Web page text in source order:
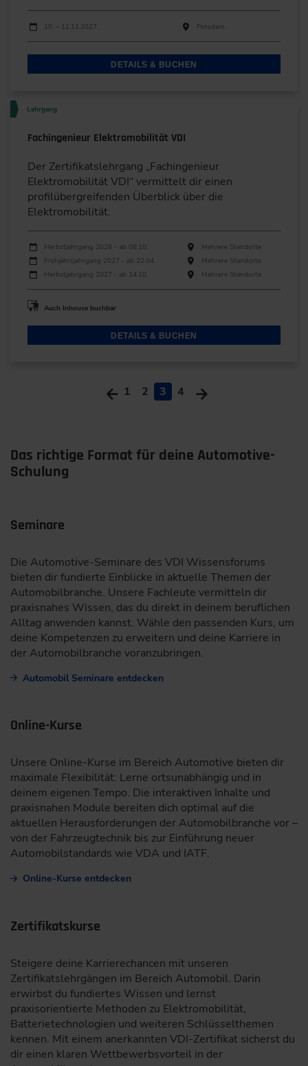
Durchführungen
Veranstaltungsdatum
10. – 11.11.2027 Potsdam
DETAILS & BUCHEN
Lehrgang
Fachingenieur Elektromobilität VDI
Der Zertifikatslehrgang „Fachingenieur
Elektromobilität VDI“ vermittelt dir einen
profilübergreifenden Überblick über die
Elektromobilität.
Durchführungen
Veranstaltungsdatum Veranstaltungsort
Herbstjahrgang 2026 - ab 08.10.
Mehrere Standorte
Frühjahrsjahrgang 2027 - ab 22.04.
Mehrere Standorte
Herbstjahrgang 2027 - ab 14.10.
Mehrere Standorte
Auch Inhouse buchbar
DETAILS & BUCHEN
1 2 3 4
Das richtige Format für deine Automotive-
Schulung
Seminare
Die Automotive-Seminare des VDI Wissensforums
bieten dir fundierte Einblicke in aktuelle Themen der
Automobilbranche. Unsere Fachleute vermitteln dir
praxisnahes Wissen, das du direkt in deinem beruflichen
Alltag anwenden kannst. Wähle den passenden Kurs, um
deine Kompetenzen zu erweitern und deine Karriere in
der Automobilbranche voranzubringen.
Automobil Seminare entdecken
Online-Kurse
Unsere Online-Kurse im Bereich Automotive bieten dir
maximale Flexibilität: Lerne ortsunabhängig und in
deinem eigenen Tempo. Die interaktiven Inhalte und
praxisnahen Module bereiten dich optimal auf die
aktuellen Herausforderungen der Automobilbranche vor –
von der Fahrzeugtechnik bis zur Einführung neuer
Automobilstandards wie VDA und IATF.
Online-Kurse entdecken
Zertifikatskurse
Steigere deine Karrierechancen mit unseren
Zertifikatslehrgängen im Bereich Automobil. Darin
erwirbst du fundiertes Wissen und lernst
praxisorientierte Methoden zu Elektromobilität,
Batterietechnologien und weiteren Schlüsselthemen
kennen. Mit einem anerkannten VDI-Zertifikat sicherst du
dir einen klaren Wettbewerbsvorteil in der